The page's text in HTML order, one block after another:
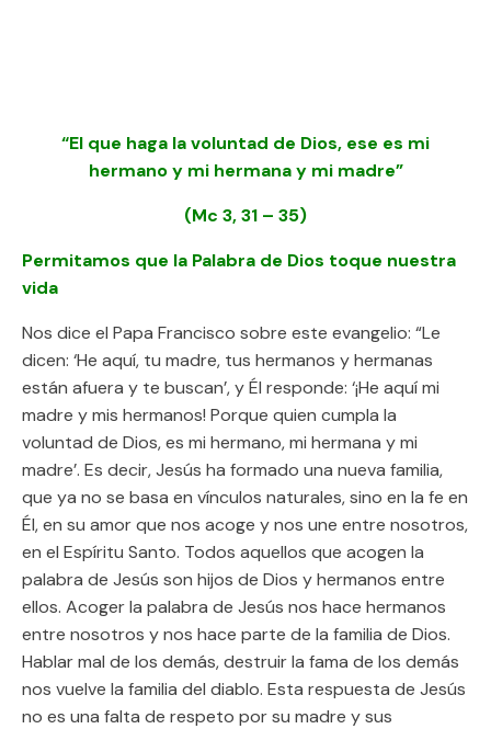
“El que haga la voluntad de Dios, ese es mi
hermano y mi hermana y mi madre”
(Mc 3, 31 – 35)
Permitamos que la Palabra de Dios toque nuestra
vida
Nos dice el Papa Francisco sobre este evangelio: “Le
dicen: ‘He aquí, tu madre, tus hermanos y hermanas
están afuera y te buscan’, y Él responde: ‘¡He aquí mi
madre y mis hermanos! Porque quien cumpla la
voluntad de Dios, es mi hermano, mi hermana y mi
madre’. Es decir, Jesús ha formado una nueva familia,
que ya no se basa en vínculos naturales, sino en la fe en
Él, en su amor que nos acoge y nos une entre nosotros,
en el Espíritu Santo. Todos aquellos que acogen la
palabra de Jesús son hijos de Dios y hermanos entre
ellos. Acoger la palabra de Jesús nos hace hermanos
entre nosotros y nos hace parte de la familia de Dios.
Hablar mal de los demás, destruir la fama de los demás
nos vuelve la familia del diablo. Esta respuesta de Jesús
no es una falta de respeto por su madre y sus